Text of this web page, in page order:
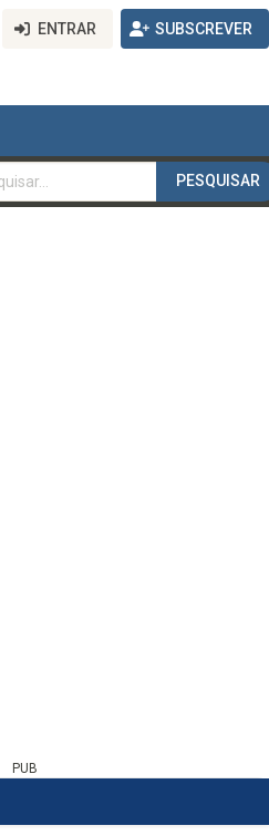
ENTRAR SUBSCREVER
PESQUISAR
PUB